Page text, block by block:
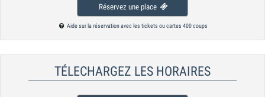
Réservez une place
Aide sur la réservation avec les tickets ou cartes 400 coups
TÉLECHARGEZ LES HORAIRES